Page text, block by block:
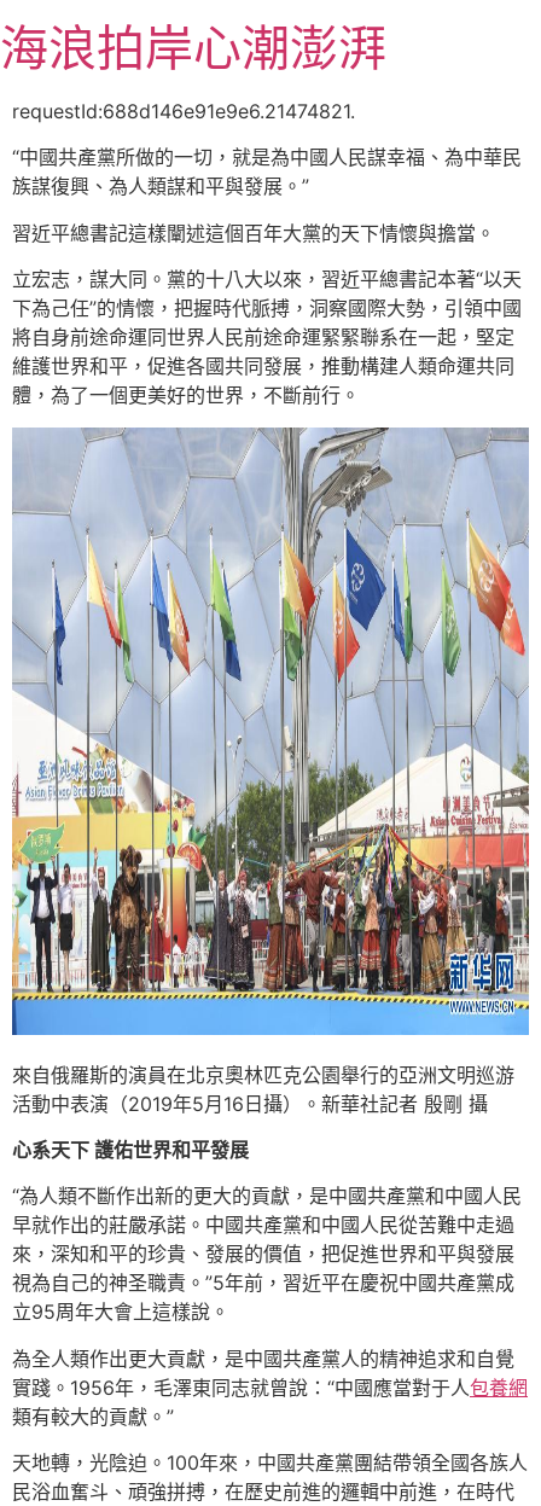
至
主
容
海浪拍岸心潮澎湃
requestId:688d146e91e9e6.21474821.
“中國共產黨所做的一切，就是為中國人民謀幸福、為中華民
族謀復興、為人類謀和平與發展。”
習近平總書記這樣闡述這個百年大黨的天下情懷與擔當。
立宏志，謀大同。黨的十八大以來，習近平總書記本著“以天
下為己任”的情懷，把握時代脈搏，洞察國際大勢，引領中國
將自身前途命運同世界人民前途命運緊緊聯系在一起，堅定
維護世界和平，促進各國共同發展，推動構建人類命運共同
體，為了一個更美好的世界，不斷前行。
來自俄羅斯的演員在北京奧林匹克公園舉行的亞洲文明巡游
活動中表演（2019年5月16日攝）。新華社記者 殷剛 攝
心系天下 護佑世界和平發展
“為人類不斷作出新的更大的貢獻，是中國共產黨和中國人民
早就作出的莊嚴承諾。中國共產黨和中國人民從苦難中走過
來，深知和平的珍貴、發展的價值，把促進世界和平與發展
視為自己的神圣職責。”5年前，習近平在慶祝中國共產黨成
立95周年大會上這樣說。
為全人類作出更大貢獻，是中國共產黨人的精神追求和自覺
實踐。1956年，毛澤東同志就曾說：“中國應當對于人包養網
類有較大的貢獻。”
天地轉，光陰迫。100年來，中國共產黨團結帶領全國各族人
民浴血奮斗、頑強拼搏，在歷史前進的邏輯中前進，在時代